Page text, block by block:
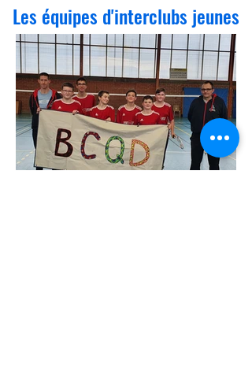
Les équipes d'interclubs jeunes